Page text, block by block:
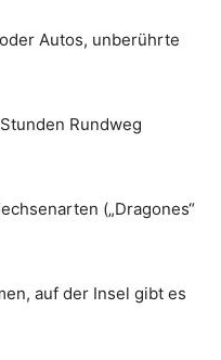
Autos, unberührte
Rundweg
(„Dragones“
auf der Insel gibt es